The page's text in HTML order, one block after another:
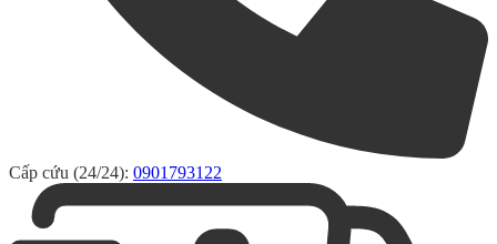
Cấp cứu (24/24): 0901793122